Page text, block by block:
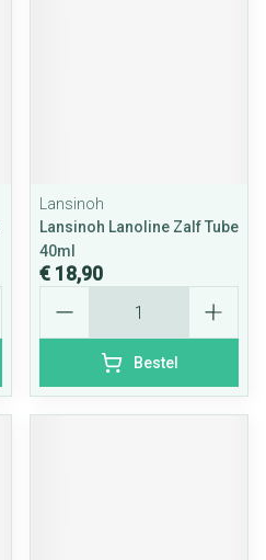
Lansinoh
Lansinoh Lanoline Zalf Tube
40ml
€ 18,90
Bestel